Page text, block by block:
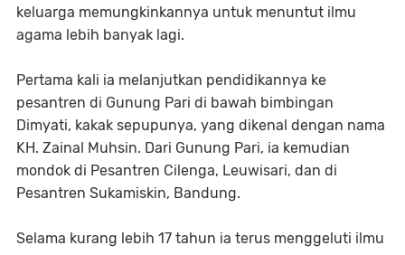
keluarga memungkinkannya untuk menuntut ilmu
agama lebih banyak lagi.
Pertama kali ia melanjutkan pendidikannya ke
pesantren di Gunung Pari di bawah bimbingan
Dimyati, kakak sepupunya, yang dikenal dengan nama
KH. Zainal Muhsin. Dari Gunung Pari, ia kemudian
mondok di Pesantren Cilenga, Leuwisari, dan di
Pesantren Sukamiskin, Bandung.
Selama kurang lebih 17 tahun ia terus menggeluti ilmu